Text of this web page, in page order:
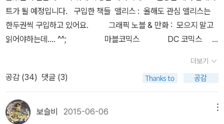
며 각 궁궐의 탄생과 운영, 변천까지 일목요연하게 파악하는 한편, 책
의 말미에는 궁궐에 대한 이해를 더 깊게 하는 데 도움이 되는 전통관
념에 대한 해설을 부록으로 실었다.궁궐을 이해하는 데 도움이 되는
여주는 사진들부터, 조선시대의 궁중기록화를 비롯한 옛 그림들은 물
론 근대 이후 궁궐의 모습을 담은 흑백 사진들도 적극 활용하였다.
2017년 상반기, 영국 BBC 등 언론에 소개되며 전 세계 사람들에게
감동을 전했던 <동전 하나로도 행복했던 구멍가게의 날들>이 섬세한
펜화의 매력을 한껏 느낄 수 있는 소장용 한정 특별판으로 제작되었
만 그래도 마음에 드네요. 사인들이 귀엽지 않나요?^^함께 온 엽서들
을 찍어봤어요~그리고 알라딘 굿즈 '앨리스 유리컵'입니다.사이즈도
큽니다.예쁘지요?마음에 쏙 든 생일 선물입니다.^^다시 한번 감사드
립니다.^^소장하면서 행복하게 즐독할께요~ 데어데블은 1964년
마블 코믹스의 스탠 리와 빌 에버렛에 의해 일찌감치 창조된 캐릭터
였으나 크게 주목받지 못하다가 1980년대 초 프랭크 밀러가 재조명
은 캐릭터이던 데어데블을 순식간에 인기 히어로로 각인시키며 만화
계에 큰 반향을 불러 일으켰다. 이번 권에서는 헬스키친을 평정한 지
트가 될 예정입니다. 구입한 책들 앨리스 : 올해도 관심 앨리스는
한두권씩 구입하고 있어요. 그래픽 노블 & 만화 : 모으지 말고
읽어야하는데.... ^^; 마블코믹스 DC 코믹스
즈 아직 배트맨 시리즈 정식으로 읽지 않았지만, 그래픽노블 매거
진에서 배트맨에 관한 내용을 출간해 반가운 마음에 구입했어요.
기타 만화 완결이 되지 않아서 꾸준히 한권씩 모으게
더보기
공감 (34) 댓글 (3)
보슬비 2015-06-06